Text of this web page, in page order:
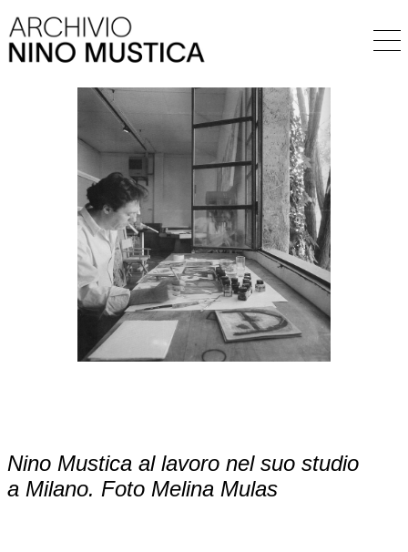
Nino Mustica al lavoro nel suo studio
a Milano. Foto Melina Mulas